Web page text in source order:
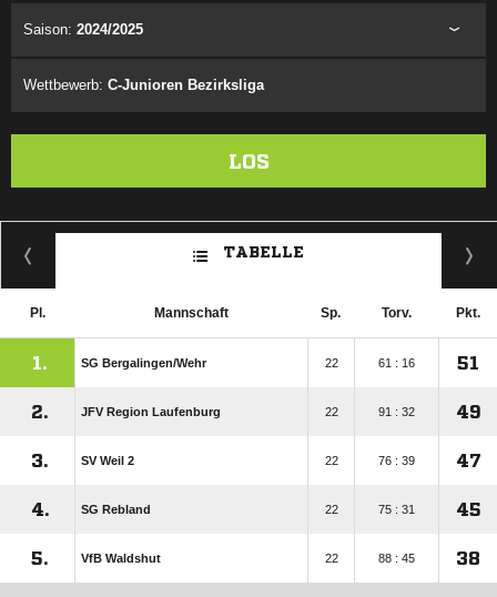
Saison: 2024/2025
Wettbewerb: C-Junioren Bezirksliga
LOS
TABELLE
Pl. Mannschaft Sp. Torv. Pkt.
1. SG Bergalingen/​Wehr 22 61 : 16 51
2. JFV Region Laufenburg 22 91 : 32 49
3. SV Weil 2 22 76 : 39 47
4. SG Rebland 22 75 : 31 45
5. VfB Waldshut 22 88 : 45 38